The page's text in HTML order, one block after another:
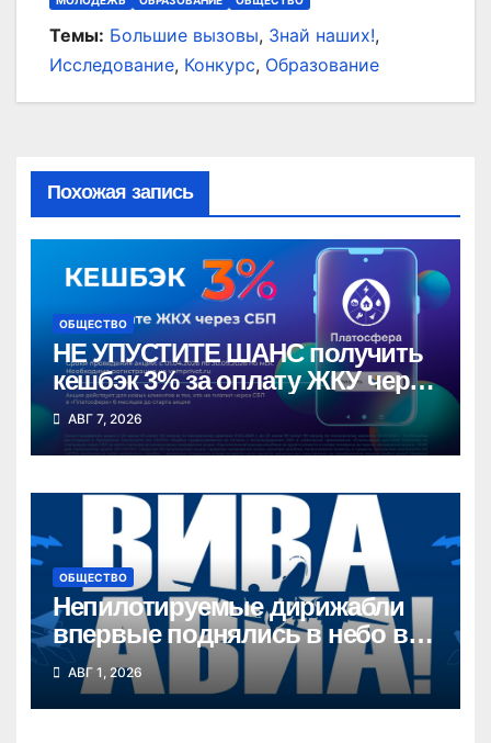
Темы: Большие вызовы, Знай наших!,
Исследование, Конкурс, Образование
Похожая запись
ОБЩЕСТВО
НЕ УПУСТИТЕ ШАНС получить
кешбэк 3% за оплату ЖКУ через
СБП в «Платосфере»
АВГ 7, 2026
ОБЩЕСТВО
Непилотируемые дирижабли
впервые поднялись в небо в
Новосибирской области
АВГ 1, 2026